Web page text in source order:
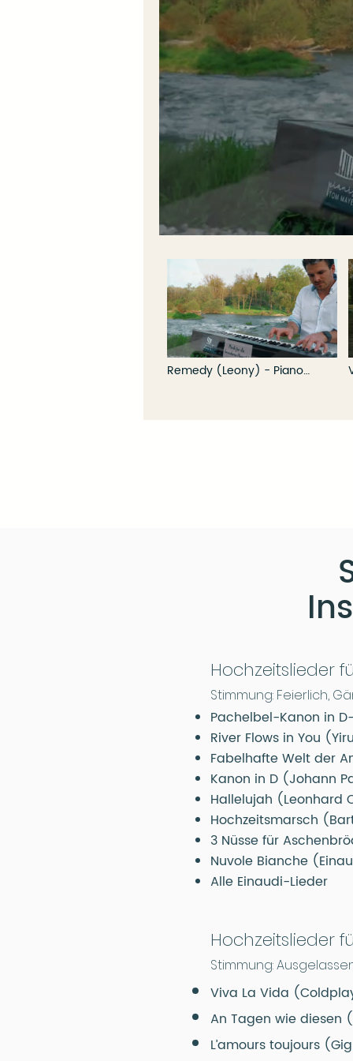
Remedy (Leony) - Piano
Hochzeitslieder
Stimmung: Feierlich,
Pachelbel-Kanon in
River Flows in You
Fabelhafte Welt der
Kanon in D (Johann
Hallelujah (Leonhard
Hochzeitsmarsch
3 Nüsse für
Nuvole Bianche
Alle Einaudi-Lieder
Hochzeitslieder
Stimmung:
Viva La Vida
An Tagen wie diesen
L’amours toujours